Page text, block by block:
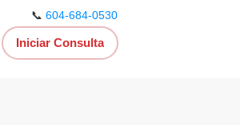
📞 604-684-0530
Iniciar Consulta